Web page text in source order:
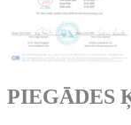
PIEGĀDES